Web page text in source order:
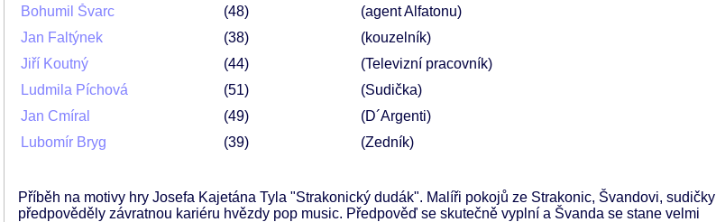
Bohumil Švarc
48
(agent Alfatonu)
Jan Faltýnek
38
(kouzelník)
Jiří Koutný
44
(Televizní pracovník)
Ludmila Píchová
51
(Sudička)
Jan Cmíral
49
(D´Argenti)
Lubomír Bryg
39 (Zedník)
Příběh na motivy hry Josefa Kajetána Tyla "Strakonický dudák". Malíři pokojů ze Strakonic, Švandovi, sudičky
předpověděly závratnou kariéru hvězdy pop music. Předpověď se skutečně vyplní a Švanda se stane velmi